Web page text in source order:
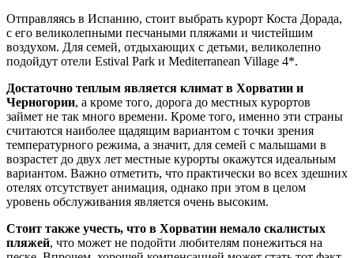
Отправляясь в Испанию, стоит выбрать курорт Коста Дорада,
с его великолепными песчаными пляжами и чистейшим
воздухом. Для семей, отдыхающих с детьми, великолепно
подойдут отели Estival Park и Mediterranean Village 4*.
Достаточно теплым является климат в Хорватии и
Черногории, а кроме того, дорога до местных курортов
займет не так много времени. Кроме того, именно эти страны
считаются наиболее щадящим вариантом с точки зрения
температурного режима, а значит, для семей с малышами в
возрастет до двух лет местные курорты окажутся идеальным
вариантом. Важно отметить, что практически во всех здешних
отелях отсутствует анимация, однако при этом в целом
уровень обслуживания является очень высоким.
Стоит также учесть, что в Хорватии немало скалистых
пляжей, что может не подойти любителям понежиться на